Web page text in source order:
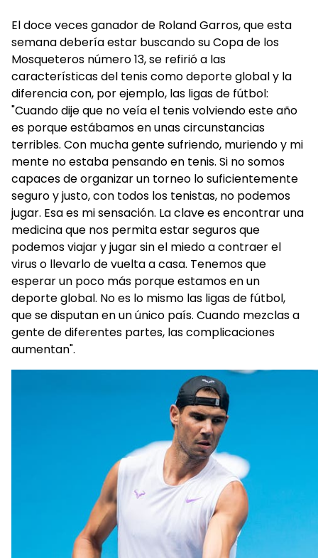
El doce veces ganador de Roland Garros, que esta
semana debería estar buscando su Copa de los
Mosqueteros número 13, se refirió a las
características del tenis como deporte global y la
diferencia con, por ejemplo, las ligas de fútbol:
"Cuando dije que no veía el tenis volviendo este año
es porque estábamos en unas circunstancias
terribles. Con mucha gente sufriendo, muriendo y mi
mente no estaba pensando en tenis. Si no somos
capaces de organizar un torneo lo suficientemente
seguro y justo, con todos los tenistas, no podemos
jugar. Esa es mi sensación. La clave es encontrar una
medicina que nos permita estar seguros que
podemos viajar y jugar sin el miedo a contraer el
virus o llevarlo de vuelta a casa. Tenemos que
esperar un poco más porque estamos en un
deporte global. No es lo mismo las ligas de fútbol,
que se disputan en un único país. Cuando mezclas a
gente de diferentes partes, las complicaciones
aumentan".